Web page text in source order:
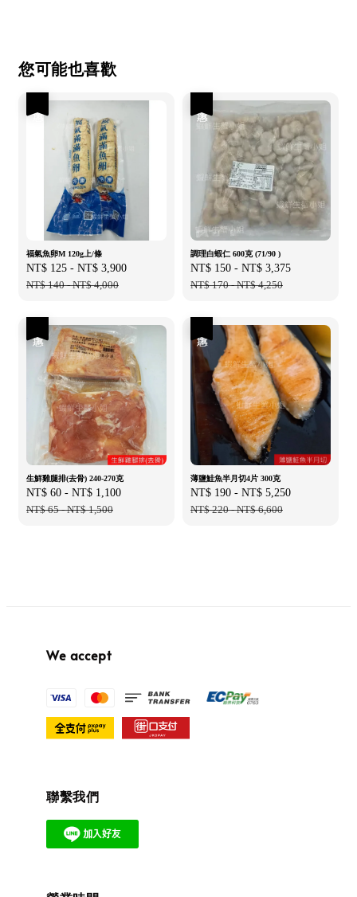
您可能也喜歡
福氣魚卵M 120g上/條
Sale
price
NT$ 125 - NT$ 3,900
NT$ 140-NT$ 4,000
調理白蝦仁 600克 (71/90 )
Sale
price
NT$ 150 - NT$ 3,375
NT$ 170-NT$ 4,250
生鮮雞腿排(去骨) 240-270克
Sale
price
NT$ 60 - NT$ 1,100
NT$ 65-NT$ 1,500
薄鹽鮭魚半月切4片 300克
Sale
price
NT$ 190 - NT$ 5,250
NT$ 220-NT$ 6,600
We accept
聯繫我們